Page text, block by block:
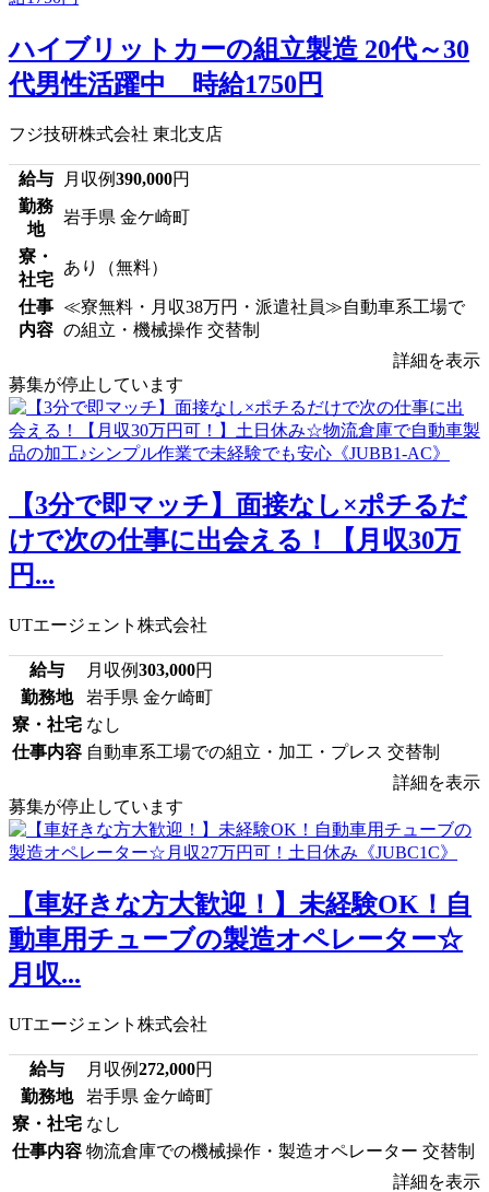
ハイブリットカーの組立製造 20代～30
代男性活躍中 時給1750円
フジ技研株式会社 東北支店
給与 月収例390,000円
勤務
地
岩手県 金ケ崎町
寮・
社宅
あり（無料）
仕事
内容
≪寮無料・月収38万円・派遣社員≫自動車系工場で
の組立・機械操作 交替制
詳細を表示
募集が停止しています
【3分で即マッチ】面接なし×ポチるだ
けで次の仕事に出会える！【月収30万
円...
UTエージェント株式会社
給与 月収例303,000円
勤務地
岩手県 金ケ崎町
寮・社宅 なし
仕事内容 自動車系工場での組立・加工・プレス 交替制
詳細を表示
募集が停止しています
【車好きな方大歓迎！】未経験OK！自
動車用チューブの製造オペレーター☆
月収...
UTエージェント株式会社
給与 月収例272,000円
勤務地
岩手県 金ケ崎町
寮・社宅 なし
仕事内容 物流倉庫での機械操作・製造オペレーター 交替制
詳細を表示